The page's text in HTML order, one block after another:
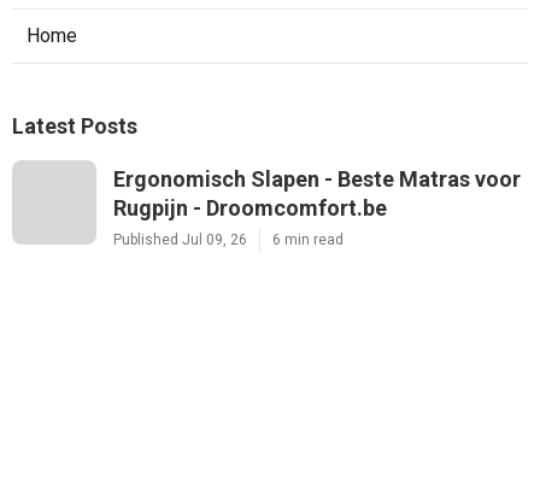
Home
Latest Posts
Ergonomisch Slapen - Beste Matras voor
Rugpijn - Droomcomfort.be
Published Jul 09, 26 6 min read